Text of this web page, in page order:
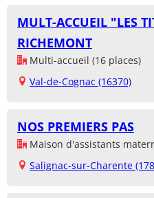
MULT-ACCUEIL "LES
RICHEMONT
Multi-accueil (16 places)
Val-de-Cognac (16370)
NOS PREMIERS PAS
Maison d'assistants
Salignac-sur-Charente